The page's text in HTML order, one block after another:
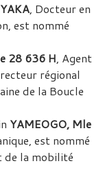
YAKA, Docteur en
est nommé
28 636 H, Agent
régional
de la Boucle
YAMEOGO, Mle
est nommé
de la mobilité